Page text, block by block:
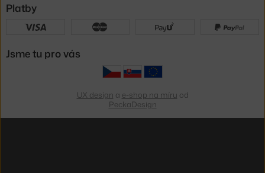
Platby
Jsme tu pro vás
UX design a e-shop na míru od
PeckaDesign